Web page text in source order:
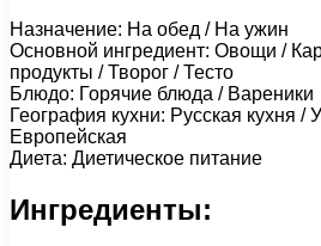
Назначение: На обед / На ужин
Основной ингредиент: Овощи /
продукты / Творог / Тесто
Блюдо: Горячие блюда / Вареники
География кухни: Русская кухня /
Европейская
Диета: Диетическое питание
Ингредиенты: